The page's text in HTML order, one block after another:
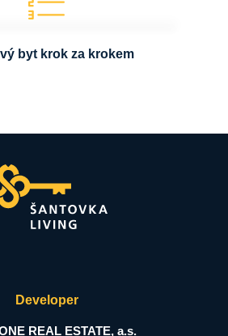
byt krok za krokem
Developer
REAL ESTATE, a.s.